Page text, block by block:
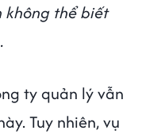
không thể biết
ty quản lý vẫn
Tuy nhiên, vụ